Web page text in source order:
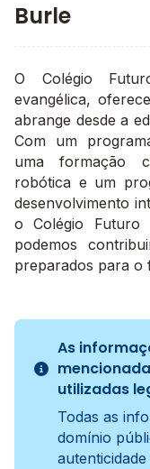
Burle
O Colégio
evangélica,
abrange desde a
Com um
uma formação
robótica e um
desenvolvimento
o Colégio Futuro
podemos
preparados para o
As
utilizadas
Todas as
domínio